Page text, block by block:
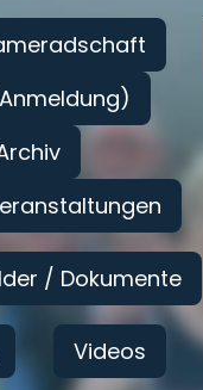
/ Dokumente
Videos